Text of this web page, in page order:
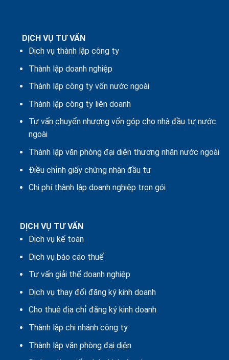
DỊCH VỤ TƯ VẤN
Dịch vụ thành lập công ty
Thành lập doanh nghiệp
Thành lập công ty vốn nước ngoài
Thành lập công ty liên doanh
Tư vấn chuyển nhượng vốn góp cho nhà đầu tư nước
ngoài
Thành lập văn phòng đại diện thương nhân nước ngoài
Điều chỉnh giấy chứng nhận đầu tư
Chi phí thành lập doanh nghiệp trọn gói
DỊCH VỤ TƯ VẤN
Dịch vụ kế toán
Dịch vụ báo cáo thuế
Tư vấn giải thể doanh nghiệp
Dịch vụ thay đổi đăng ký kinh doanh
Cho thuê địa chỉ đăng ký kinh doanh
Thành lập chi nhánh công ty
Thành lập văn phòng đại diện